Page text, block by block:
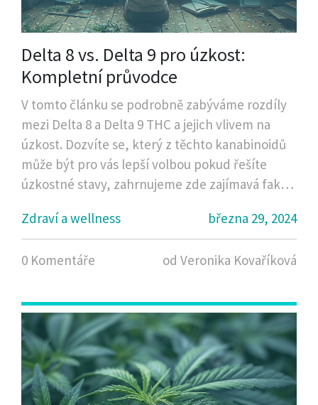
Delta 8 vs. Delta 9 pro úzkost:
Kompletní průvodce
V tomto článku se podrobně zabýváme rozdíly
mezi Delta 8 a Delta 9 THC a jejich vlivem na
úzkost. Dozvíte se, který z těchto kanabinoidů
může být pro vás lepší volbou pokud řešíte
úzkostné stavy, zahrnujeme zde zajímavá fakta,
studiemi. Zajímavě a srozumitelně vám
představíme vše, co potřebujete vědět o Delta 8
a Delta 9, abyste mohli učinit informované
Zdraví a wellness března 29, 2024
0 Komentáře od Veronika Kovaříková